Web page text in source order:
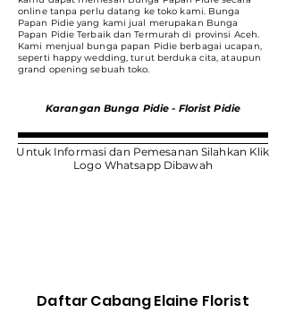
online tanpa perlu datang ke toko kami. Bunga
Papan Pidie yang kami jual merupakan Bunga
Papan Pidie Terbaik dan Termurah di provinsi Aceh.
Kami menjual bunga papan Pidie berbagai ucapan,
seperti happy wedding, turut berduka cita, ataupun
grand opening sebuah toko.
Karangan Bunga Pidie - Florist Pidie
Untuk Informasi dan Pemesanan Silahkan Klik
Logo Whatsapp Dibawah
Daftar Cabang Elaine Florist